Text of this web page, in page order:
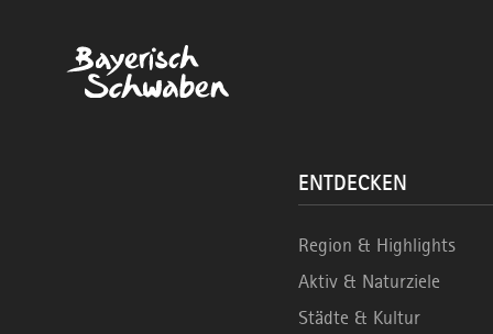
ENTDECKEN
Region & Highlights
Aktiv & Naturziele
Städte & Kultur